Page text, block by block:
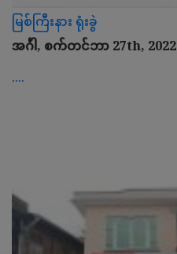
မြစ်ကြီးနား ရုံးခွဲ
အင်္ဂါ, စက်တင်ဘာ 27th, 2022
....